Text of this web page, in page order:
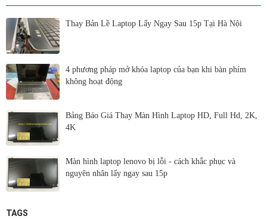
Thay Bản Lề Laptop Lấy Ngay Sau 15p Tại Hà Nội
4 phương pháp mở khóa laptop của bạn khi bàn phím
không hoạt động
Bảng Báo Giá Thay Màn Hình Laptop HD, Full Hd, 2K,
4K
Màn hình laptop lenovo bị lỗi - cách khắc phục và
nguyên nhân lấy ngay sau 15p
TAGS